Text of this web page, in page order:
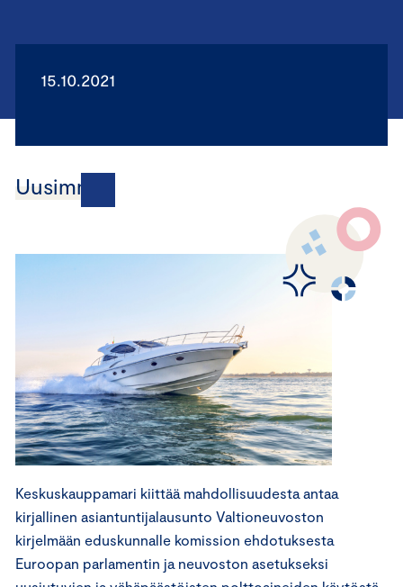
15.10.2021
Uusimmat
Keskuskauppamari kiittää mahdollisuudesta antaa
kirjallinen asiantuntijalausunto Valtioneuvoston
kirjelmään eduskunnalle komission ehdotuksesta
Euroopan parlamentin ja neuvoston asetukseksi